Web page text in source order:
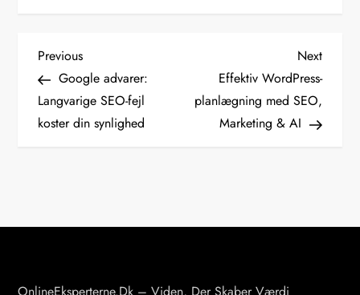
I
n
d
g
Previous
Post
Previous
Google advarer:
Langvarige SEO-fejl
koster din synlighed
Next
Post
Next
Effektiv WordPress-
planlægning med SEO,
Marketing & AI